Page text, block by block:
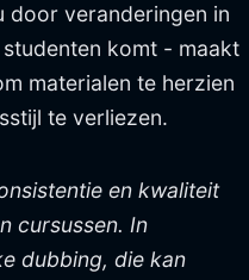
door veranderingen in
komt - maakt
materialen te herzien
te verliezen.
en kwaliteit
cursussen. In
dubbing, die kan